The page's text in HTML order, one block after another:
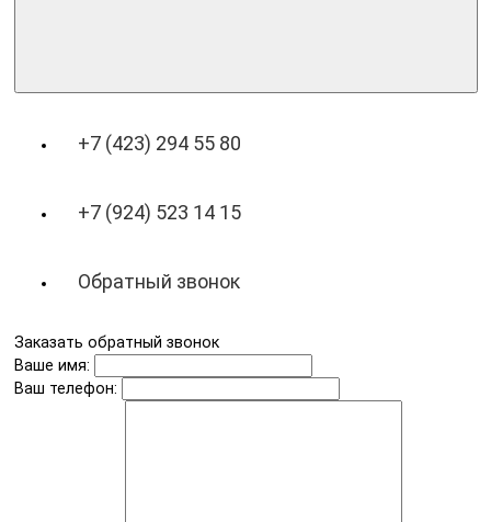
+7 (423) 294 55 80
+7 (924) 523 14 15
Обратный звонок
Заказать обратный звонок
Ваше имя:
Ваш телефон: